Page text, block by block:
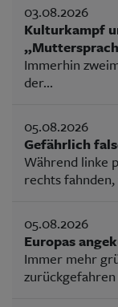
03.08.2026
Kulturkampf
Immerhin
der...
05.08.2026
Gefährlich
Während linke
rechts
05.08.2026
Europas
Immer mehr